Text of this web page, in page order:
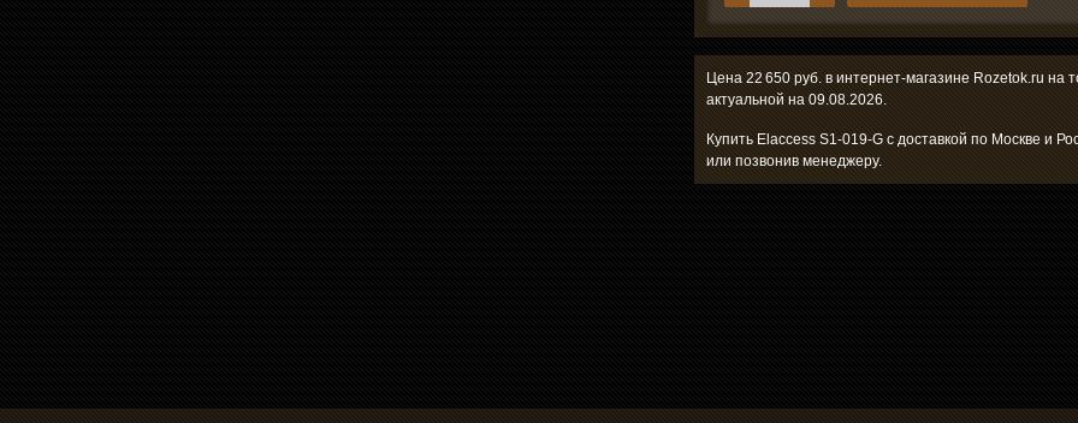
Цена 22 650 руб. в интернет-магазине Rozetok.ru на
актуальной на 09.08.2026.
Купить Elaccess S1-019-G с доставкой по Москве и
или позвонив менеджеру.